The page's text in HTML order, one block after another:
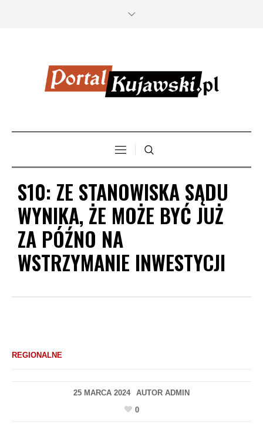
S10: ZE STANOWISKA SĄDU
WYNIKA, ŻE MOŻE BYĆ JUŻ
ZA PÓŹNO NA
WSTRZYMANIE INWESTYCJI
REGIONALNE
25 MARCA 2024 AUTOR ADMIN
0